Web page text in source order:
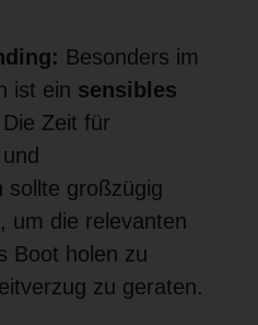
Besonders im
ist ein sensibles
Zeit für
sollte großzügig
um die relevanten
Boot holen zu
zu geraten.